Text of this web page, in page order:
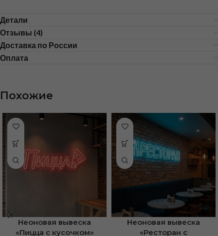
Детали
Отзывы (4)
Доставка по России
Оплата
Похожие
Неоновая вывеска
«Пицца с кусочком»
Неоновая вывеска
«Ресторан с